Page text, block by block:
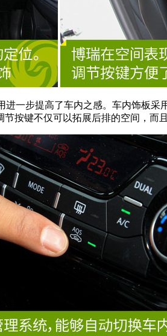
一步提高了车内之感。车内饰板采
按键不仅可以拓展后排的空间，而